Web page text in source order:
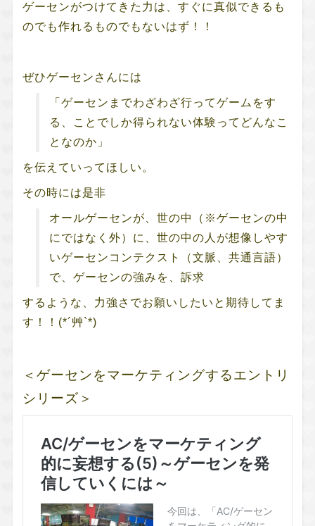
ゲーセンがつけてきた力は、すぐに真似できるも
のでも作れるものでもないはず！！
ぜひゲーセンさんには
「ゲーセンまでわざわざ行ってゲームをす
る、ことでしか得られない体験ってどんなこ
となのか」
を伝えていってほしい。
その時には是非
オールゲーセンが、世の中（※ゲーセンの中
にではなく外）に、世の中の人が想像しやす
いゲーセンコンテクスト（文脈、共通言語）
で、ゲーセンの強みを、訴求
するような、力強さでお願いしたいと期待してま
す！！(*´艸`*)
＜ゲーセンをマーケティングするエントリ
シリーズ＞